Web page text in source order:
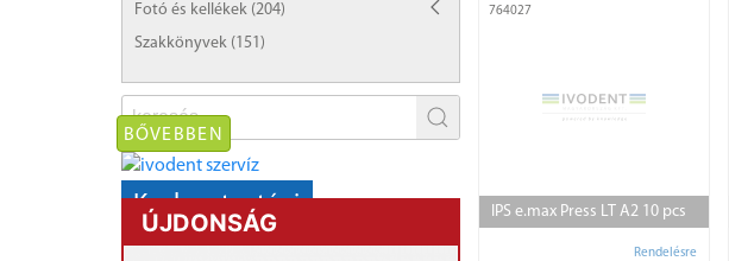
Fotó és kellékek (204)
Szakkönyvek (151)
Karbantartási
AKCIÓ!
BŐVEBBEN
ÚJDONSÁG
764027
IPS e.max Press LT A2 10 pcs
Rendelésre